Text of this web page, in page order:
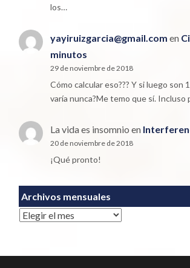
los…
yayiruizgarcia@gmail.com en
minutos
29 de noviembre de 2018
Cómo calcular eso??? Y si luego son
varía nunca?Me temo que sí. Incluso
La vida es insomnio en
20 de noviembre de 2018
¡Qué pronto!
Archivos mensuales
Archivos